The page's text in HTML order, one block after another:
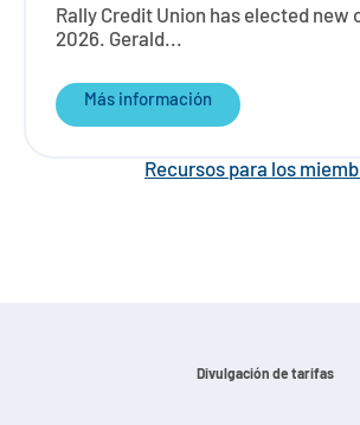
Rally Credit Union has elected new
2026. Gerald...
Más información
Recursos para los
Divulgación de tarifas